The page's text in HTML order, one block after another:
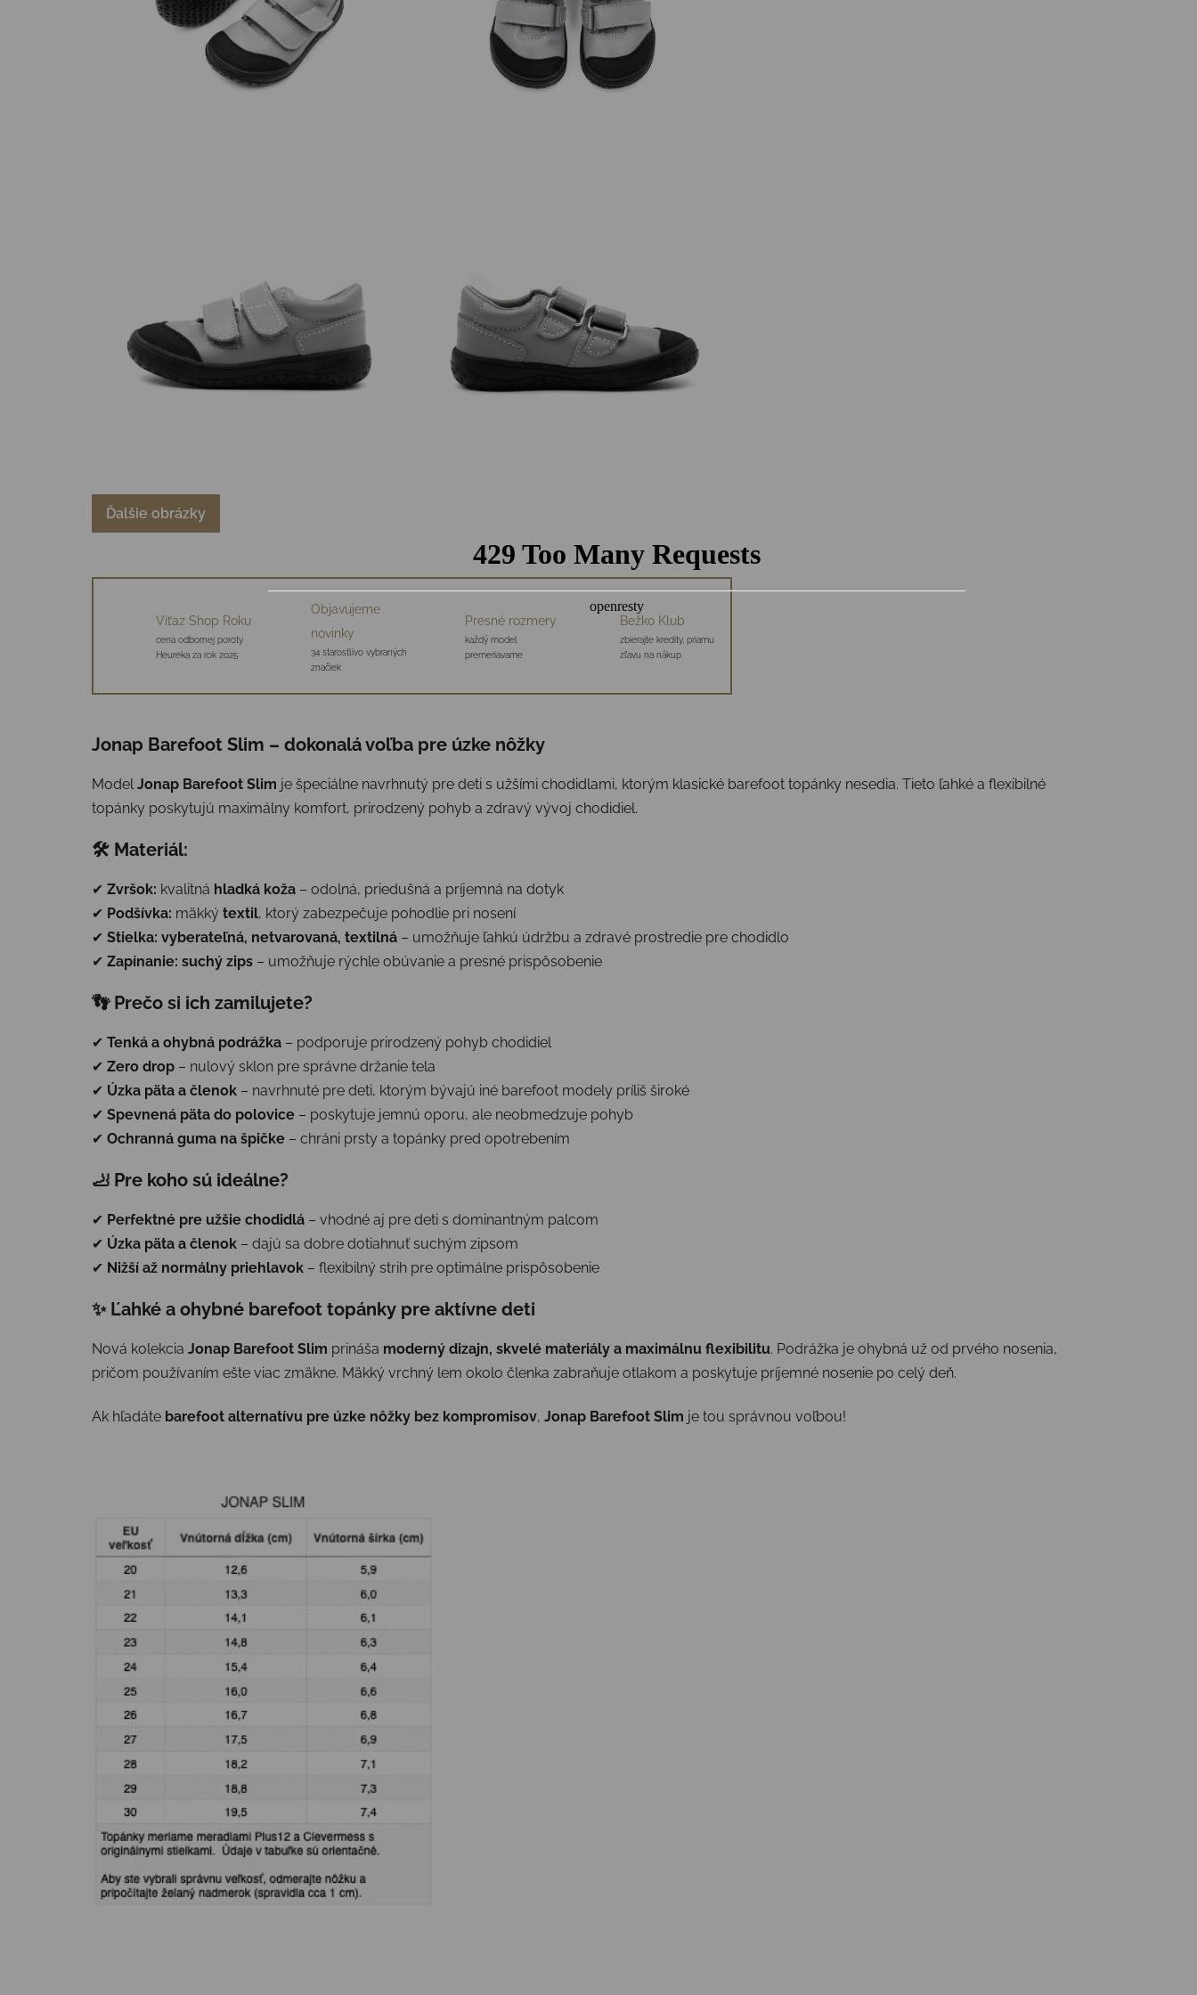
Ďalšie obrázky
Víťaz Shop Roku
cena odbornej poroty
Heureka za rok 2025
Objavujeme
novinky
34 starostlivo vybraných
značiek
Presné rozmery
každý model
premeriavame
Bežko Klub
zbierajte kredity, priamu
zľavu na nákup
Jonap Barefoot Slim – dokonalá voľba pre úzke nôžky
ModelJonap Barefoot Slim je špeciálne navrhnutý pre deti s užšími chodidlami, ktorým klasické barefoot topánky nesedia. Tieto ľahké a flexibilné
topánky poskytujú maximálny komfort, prirodzený pohyb a zdravý vývoj chodidiel.
🛠 Materiál:
✔ Zvršok: kvalitná hladká koža – odolná, priedušná a príjemná na dotyk
✔ Podšívka: mäkký textil, ktorý zabezpečuje pohodlie pri nosení
✔ Stielka: vyberateľná, netvarovaná, textilná – umožňuje ľahkú údržbu a zdravé prostredie pre chodidlo
✔ Zapínanie: suchý zips – umožňuje rýchle obúvanie a presné prispôsobenie
👣 Prečo si ich zamilujete?
✔ Tenká a ohybná podrážka – podporuje prirodzený pohyb chodidiel
✔ Zero drop – nulový sklon pre správne držanie tela
✔ Úzka päta a členok – navrhnuté pre deti, ktorým bývajú iné barefoot modely príliš široké
✔ Spevnená päta do polovice – poskytuje jemnú oporu, ale neobmedzuje pohyb
✔ Ochranná guma na špičke – chráni prsty a topánky pred opotrebením
🦶 Pre koho sú ideálne?
✔ Perfektné pre užšie chodidlá – vhodné aj pre deti s dominantným palcom
✔ Úzka päta a členok – dajú sa dobre dotiahnuť suchým zipsom
✔ Nižší až normálny priehlavok – flexibilný strih pre optimálne prispôsobenie
✨ Ľahké a ohybné barefoot topánky pre aktívne deti
Nová kolekcia Jonap Barefoot Slim prináša moderný dizajn, skvelé materiály a maximálnu flexibilitu. Podrážka je ohybná už od prvého nosenia,
pričom používaním ešte viac zmäkne. Mäkký vrchný lem okolo členka zabraňuje otlakom a poskytuje príjemné nosenie po celý deň.
Ak hľadáte barefoot alternatívu pre úzke nôžky bez kompromisov, Jonap Barefoot Slim je tou správnou voľbou!